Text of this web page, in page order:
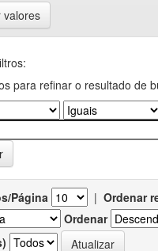
valores
para refinar o resultado de
Página | Ordenar
Ordenar